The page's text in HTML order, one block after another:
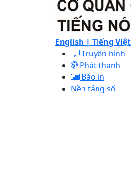
English | Tiếng Việt
Truyền hình
Phát thanh
Báo in
Nền tảng số